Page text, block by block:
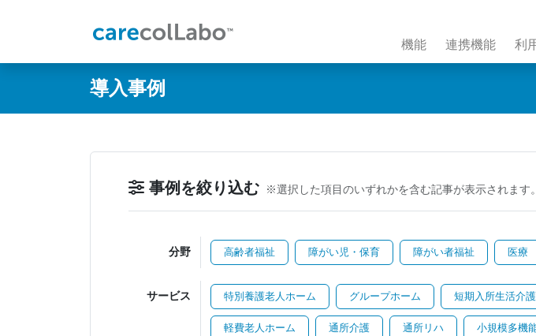
機能 連携機能 利
導入事例
事例を絞り込む ※選択した項目のいずれかを含む記事が表示されます。
分野 高齢者福祉 障がい児・保育 障がい者福祉 医療
サービス 特別養護老人ホーム グループホーム 短期入所生活介護
軽費老人ホーム 通所介護 通所リハ 小規模多機